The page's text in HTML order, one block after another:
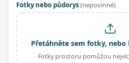
Fotky nebo půdorys(nepovinné)
Přetáhněte sem fotky,
Fotky prostoru pomůžou